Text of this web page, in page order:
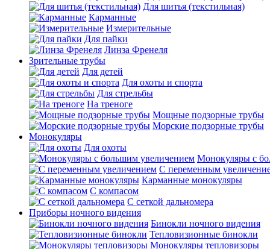
Для шитья (текстильная)
Карманные
Измерительные
Для пайки
Линза Френеля
Зрительные трубы
Для детей
Для охоты и спорта
Для стрельбы
На треноге
Мощные подзорные трубы
Морские подзорные трубы
Монокуляры
Для охоты
Монокуляры с
С переменным
Карманные монокуляры
С компасом
С сеткой дальномера
Приборы ночного видения
Бинокли ночного видения
Тепловизионные бинокли
Монокуляры тепловизоры